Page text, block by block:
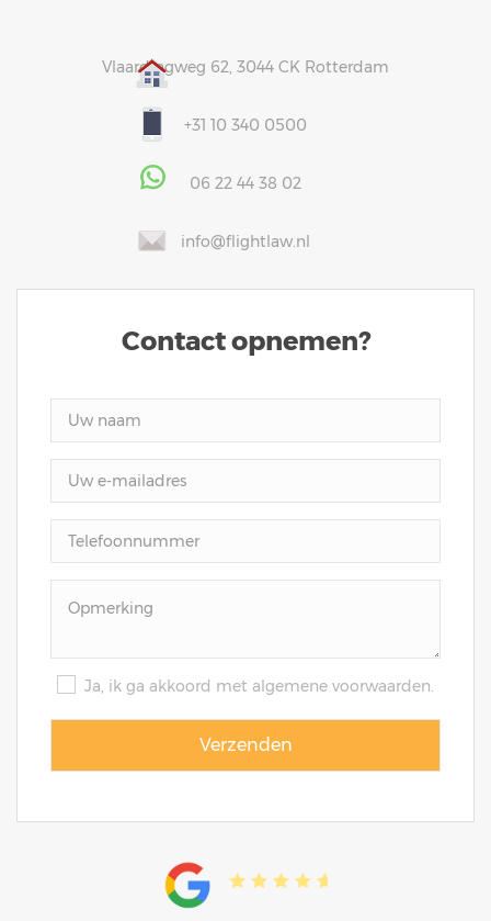
Vlaardingweg 62, 3044 CK Rotterdam
+31 10 340 0500
06 22 44 38 02
info@flightlaw.nl
Contact opnemen?
Ja, ik ga akkoord met algemene voorwaarden.